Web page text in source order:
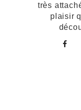
très
plaisir